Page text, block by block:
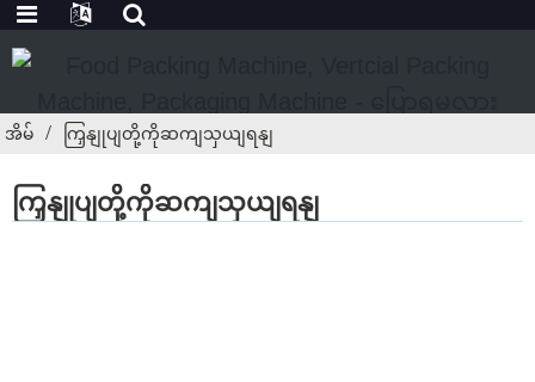
အိမ် ကြှနျုပျတို့ကိုဆကျသှယျရနျ
ကြှနျုပျတို့ကိုဆကျသှယျရနျ